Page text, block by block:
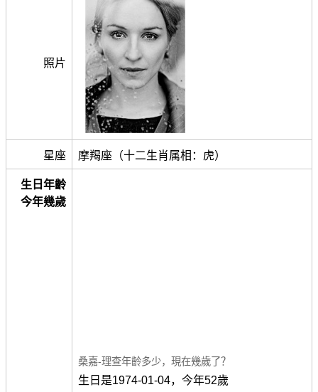
照片
星座 摩羯座（十二生肖属相：虎）
生日年齡
今年幾歲
桑嘉-理查年齡多少，現在幾歲了？
生日是1974-01-04，今年52歲